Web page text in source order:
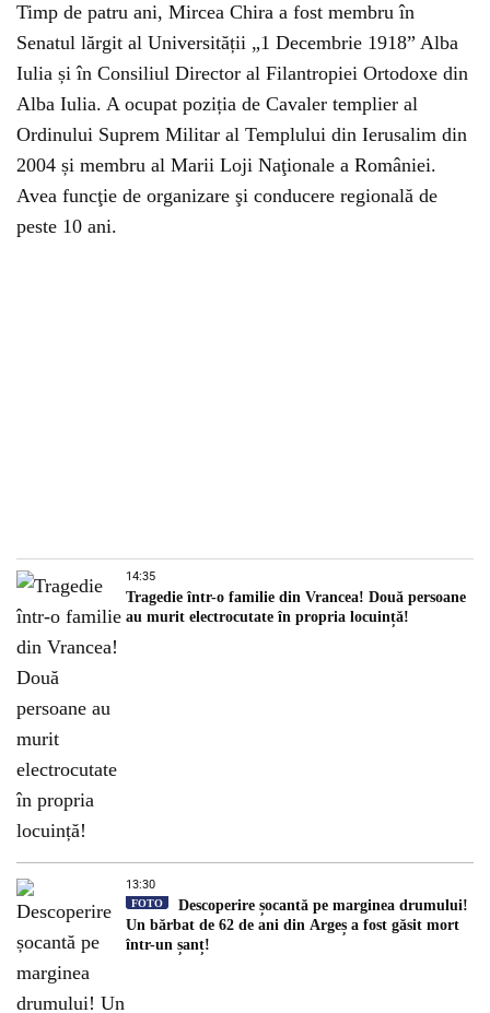
Timp de patru ani, Mircea Chira a fost membru în
Senatul lărgit al Universității „1 Decembrie 1918” Alba
Iulia și în Consiliul Director al Filantropiei Ortodoxe din
Alba Iulia. A ocupat poziția de Cavaler templier al
Ordinului Suprem Militar al Templului din Ierusalim din
2004 și membru al Marii Loji Naţionale a României.
Avea funcţie de organizare şi conducere regională de
peste 10 ani.
14:35
Tragedie într-o familie din Vrancea! Două persoane
au murit electrocutate în propria locuință!
13:30
FOTO
Descoperire șocantă pe marginea drumului!
Un bărbat de 62 de ani din Argeș a fost găsit mort
într-un șanț!